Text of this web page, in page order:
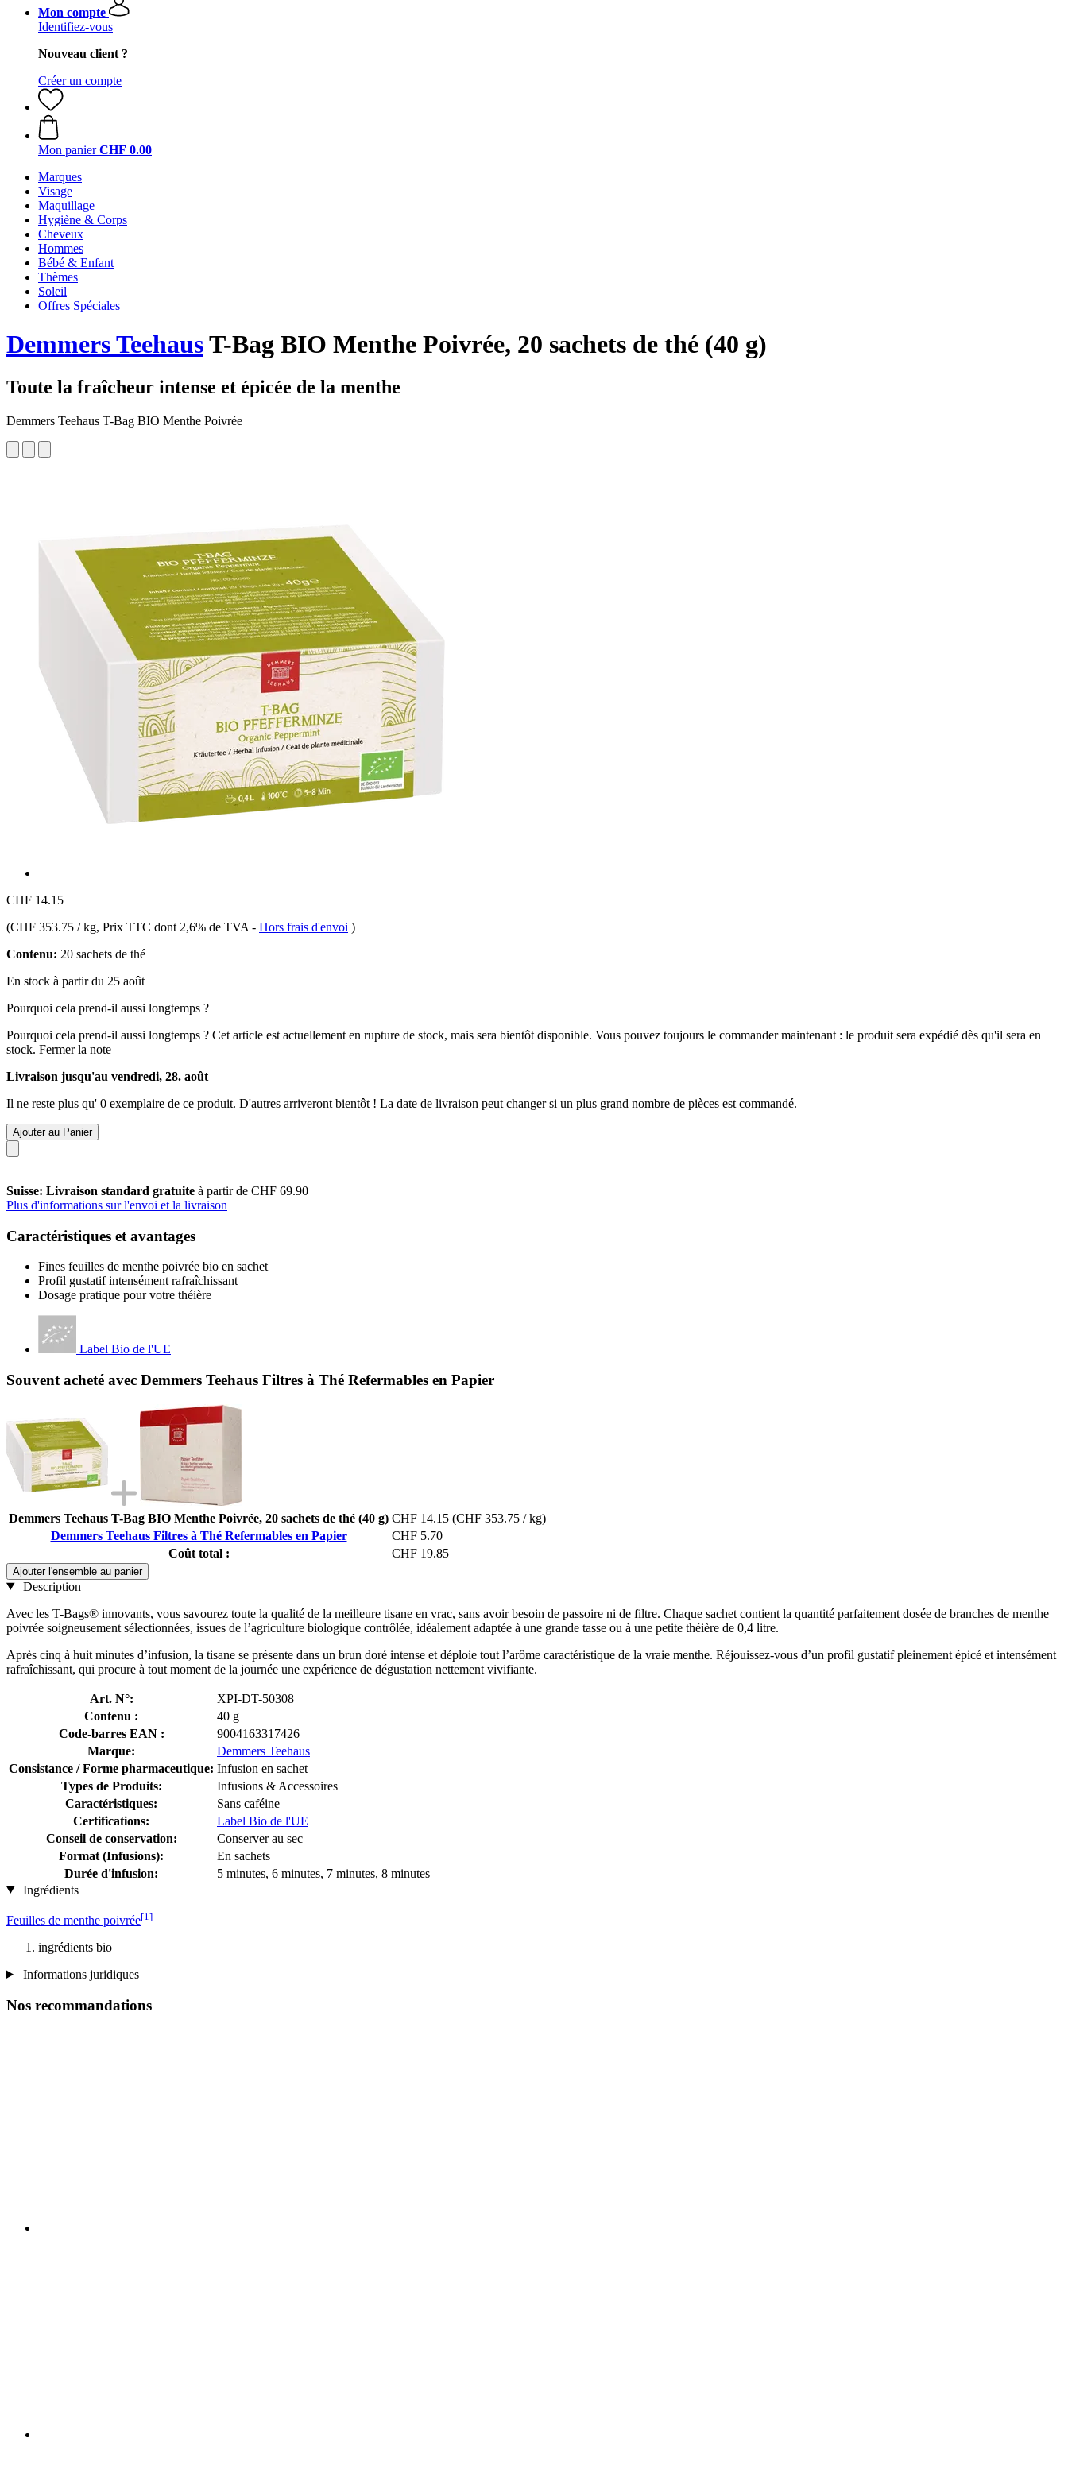
Mon compte
Identifiez-vous
Nouveau client ?
Créer un compte
Mon panier CHF 0.00
Marques
Visage
Maquillage
Hygiène & Corps
Cheveux
Hommes
Bébé & Enfant
Thèmes
Soleil
Offres Spéciales
Demmers TeehausT-Bag BIO Menthe Poivrée, 20 sachets de thé (40 g)
Toute la fraîcheur intense et épicée de la menthe
Demmers Teehaus T-Bag BIO Menthe Poivrée
CHF 14.15
(CHF 353.75 / kg, Prix TTC dont 2,6% de TVA - Hors frais d'envoi )
Contenu: 20 sachets de thé
En stock à partir du 25 août
Pourquoi cela prend-il aussi longtemps ?
Pourquoi cela prend-il aussi longtemps ? Cet article est actuellement en rupture de stock, mais sera bientôt disponible. Vous pouvez toujours le commander maintenant : le produit sera expédié dès qu'il sera en
stock. Fermer la note
Livraison jusqu'au vendredi, 28. août
Il ne reste plus qu' 0 exemplaire de ce produit. D'autres arriveront bientôt ! La date de livraison peut changer si un plus grand nombre de pièces est commandé.
Ajouter au Panier
Suisse: Livraison standard gratuite à partir de CHF 69.90
Plus d'informations sur l'envoi et la livraison
Caractéristiques et avantages
Fines feuilles de menthe poivrée bio en sachet
Profil gustatif intensément rafraîchissant
Dosage pratique pour votre théière
Label Bio de l'UE
Souvent acheté avec Demmers Teehaus Filtres à Thé Refermables en Papier
Demmers Teehaus T-Bag BIO Menthe Poivrée, 20 sachets de thé (40 g) CHF 14.15 (CHF 353.75 / kg)
Demmers Teehaus Filtres à Thé Refermables en Papier
CHF 5.70
Coût total :
CHF 19.85
Ajouter l'ensemble au panier
Description
Avec les T-Bags® innovants, vous savourez toute la qualité de la meilleure tisane en vrac, sans avoir besoin de passoire ni de filtre. Chaque sachet contient la quantité parfaitement dosée de branches de menthe
poivrée soigneusement sélectionnées, issues de l’agriculture biologique contrôlée, idéalement adaptée à une grande tasse ou à une petite théière de 0,4 litre.
Après cinq à huit minutes d’infusion, la tisane se présente dans un brun doré intense et déploie tout l’arôme caractéristique de la vraie menthe. Réjouissez-vous d’un profil gustatif pleinement épicé et intensément
rafraîchissant, qui procure à tout moment de la journée une expérience de dégustation nettement vivifiante.
Art. N°:
XPI-DT-50308
Contenu :
40 g
Code-barres EAN :
9004163317426
Marque:
Demmers Teehaus
Consistance / Forme pharmaceutique: Infusion en sachet
Types de Produits:
Infusions & Accessoires
Caractéristiques:
Sans caféine
Certifications:
Label Bio de l'UE
Conseil de conservation:
Conserver au sec
Format (Infusions):
En sachets
Durée d'infusion:
5 minutes, 6 minutes, 7 minutes, 8 minutes
Ingrédients
Feuilles de menthe poivrée[1]
ingrédients bio
Informations juridiques
Nos recommandations